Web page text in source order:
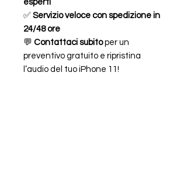
esperti
✅ Servizio veloce con spedizione in
24/48 ore
💬 Contattaci subitoper un
preventivo gratuito e ripristina
l’audio del tuo iPhone 11!